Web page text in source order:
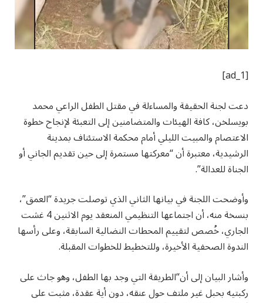
[ad_1]
دعت لجنة الحقيقة والمساءلة في مقتل الطفل الراعي محمد
بويسلخن، كافة الهيئات والمتضامنين إلى التعبئة لإنجاح خطوة
الاعتصام والمبيت الليلي أمام محكمة الاستئناف بمدينة
الرشيدية، معتبرة أن “معركتها مستمرة إلى حين تقديم الجاني أو
الجناة للعدالة”.
وأوضحت اللجنة في بيانها الثاني الذي توصلت جريدة “العمق”،
بنسخة منه، أن اجتماعها التنظيمي المنعقد يوم الاثنين 4 غشت
الجاري، خُصص لتقييم المحطات النضالية السابقة، وعلى رأسها
الندوة الصحفية الأخيرة، وللتخطيط للخطوات المقبلة.
وأشار البيان إلى أن“الطريقة التي وجد بها الطفل، وهو جاث على
ركبتيه بحبل غير ملتف حول عنقه، دون أية عقدة، مثبت على